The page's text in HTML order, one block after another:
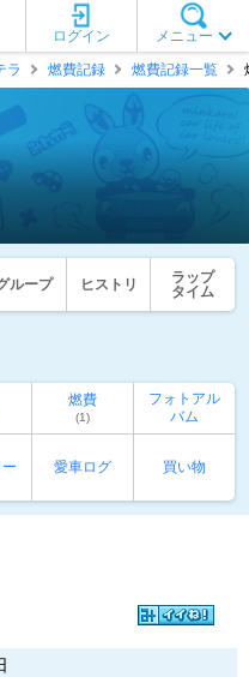
メニュー
ログイン
ラ 燃費記録 燃費記録一覧
ループ ヒストリ
ラップ
タイム
燃費
(1)
フォトアル
バム
愛車ログ 買い物